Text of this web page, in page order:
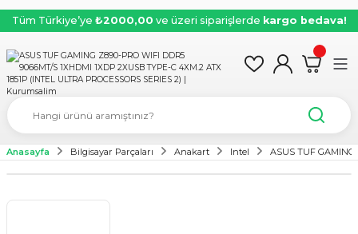
Tüm Türkiye’ye ₺2000,00 ve üzeri siparişlerde kargo bedava!
Anasayfa Bilgisayar Parçaları Anakart Intel ASUS TUF GAMING